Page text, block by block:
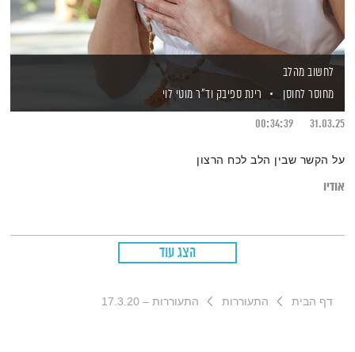
לחשוב מהלב
מחוסר לחוסן
רינת ספיבק וד"ר מוטי לוי
31.03.25
00:34:39
על הקשר שבין הלב לכח הרצון
אודיו
הצג עוד
דף הבית התעוררות התעוררות – 17.3.20